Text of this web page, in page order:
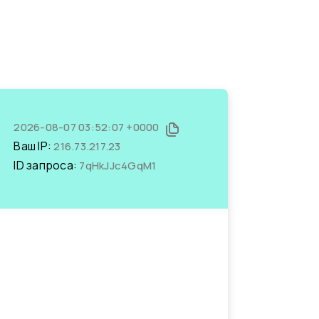
2026-08-07 03:52:07 +0000
Ваш IP:216.73.217.23
ID запроса: 7qHkJJc4GqM1